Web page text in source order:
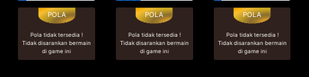
Pola tidak tersedia !
Tidak disarankan bermain
di game ini
Pola tidak tersedia !
Tidak disarankan bermain
di game ini
Pola tidak tersedia !
Tidak disarankan bermain
di game ini